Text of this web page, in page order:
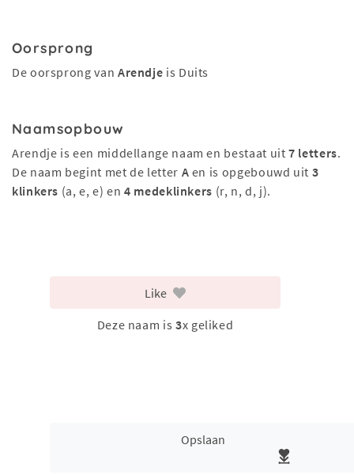
Oorsprong
De oorsprong van Arendje is Duits
Naamsopbouw
Arendje is een middellange naam en bestaat uit7 letters.
De naam begint met de letter A en is opgebouwd uit 3
klinkers (a, e, e) en4 medeklinkers (r, n, d, j).
Like
Deze naam is 3x geliked
Opslaan